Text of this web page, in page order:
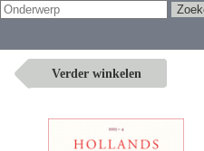
Verder winkelen